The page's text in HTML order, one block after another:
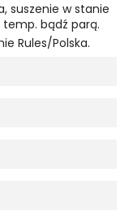
suszenie w stanie
temp. bądź parą.
Rules/Polska.